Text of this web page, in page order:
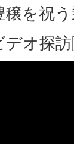
穣を祝
デオ探